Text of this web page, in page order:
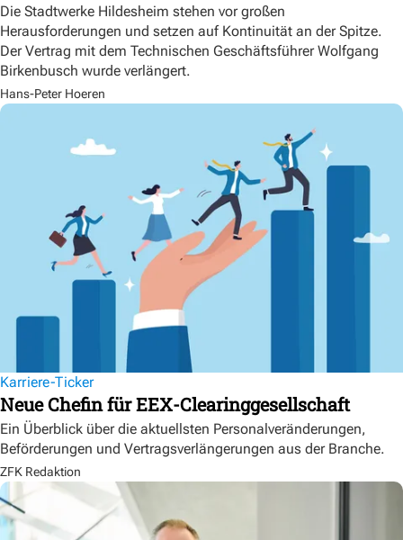
Die Stadtwerke Hildesheim stehen vor großen
Herausforderungen und setzen auf Kontinuität an der Spitze.
Der Vertrag mit dem Technischen Geschäftsführer Wolfgang
Birkenbusch wurde verlängert.
Hans-Peter Hoeren
Karriere-Ticker
Neue Chefin für EEX-Clearinggesellschaft
Ein Überblick über die aktuellsten Personalveränderungen,
Beförderungen und Vertragsverlängerungen aus der Branche.
ZFK Redaktion